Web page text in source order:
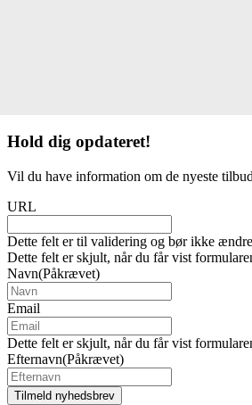
Hold dig opdateret!
Vil du have information om de nyeste
URL
Dette felt er til validering og bør ikke
Dette felt er skjult, når du får vist
Navn(Påkrævet)
Email
Dette felt er skjult, når du får vist
Efternavn(Påkrævet)